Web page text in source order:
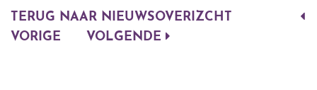
TERUG NAAR NIEUWSOVERIZCHT
VORIGE
VOLGENDE